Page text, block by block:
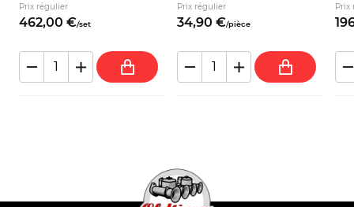
Prix régulier
462,00 €/set
Prix régulier
34,90 €/pièce
Prix